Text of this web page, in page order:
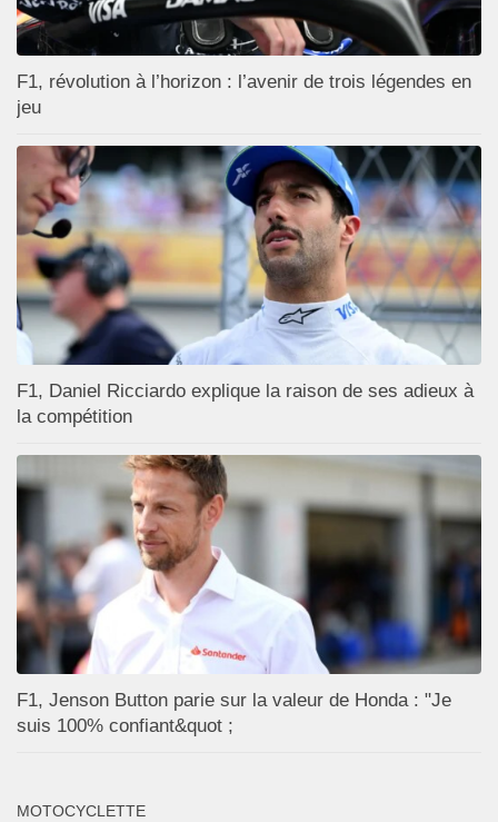
F1, révolution à l’horizon : l’avenir de trois légendes en
jeu
F1, Daniel Ricciardo explique la raison de ses adieux à
la compétition
F1, Jenson Button parie sur la valeur de Honda : "Je
suis 100% confiant&quot ;
MOTOCYCLETTE